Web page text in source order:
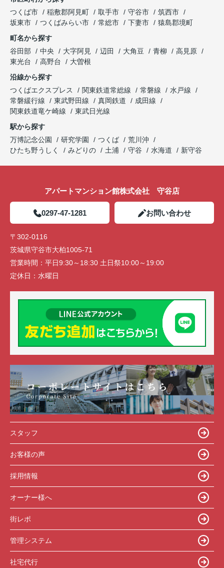
つくば市
稲敷郡阿見町 取手市 守谷市
筑西市
坂東市
つくばみらい市 常総市 下妻市
猿島郡境町
町名から探す
谷田部
中央 大字阿見 辺田 大角豆 青柳
高見原
東光台
高野台
大曽根
沿線から探す
つくばエクスプレス
関東鉄道常総線 常磐線
水戸線
常磐緩行線
東武野田線 真岡鉄道
成田線
関東鉄道竜ケ崎線
東武日光線
駅から探す
万博記念公園
研究学園 つくば
荒川沖
ひたち野うしく
みどりの 土浦 守谷 水海道 新守谷
アパートマンション館株式会社 守谷店
0297-47-1281 お問い合わせ
〒302-0116
茨城県守谷市大柏1005-71
営業時間： 平日9:30～18:30 土日祭10:00～19:00
定休日： 水曜日
スタッフ
お客様の声
採用情報
オーナー様へ
街レポ
管理システム
社宅代行